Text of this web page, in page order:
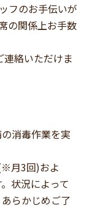
フのお手伝いが
の関係上お手数
連絡いただけま
消毒作業を実
月3回)およ
状況によって
らかじめご了